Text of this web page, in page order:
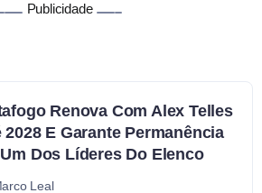
Publicidade
Renova Com Alex Telles
2028 E Garante Permanência
Dos Líderes Do Elenco
Leal